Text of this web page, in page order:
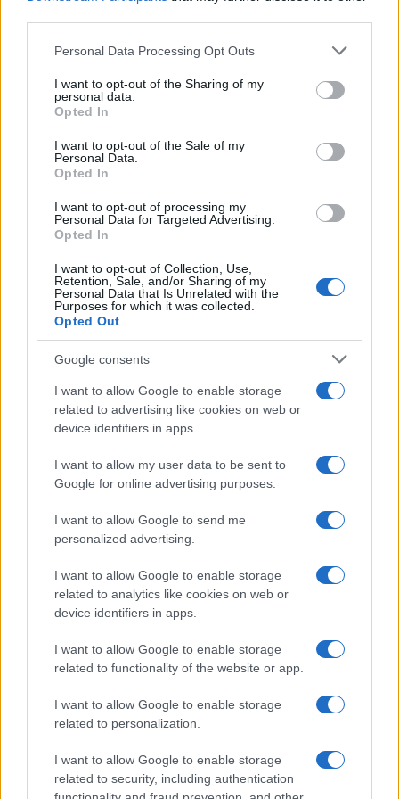
Please note that this website/app uses one or more Google
not limited to your visit or usage behaviour. You may click to
grant or deny consent to Google and its third-party tags to
use your data for below specified purposes in below Google
consent section.
Personal Data Processing Opt Outs
I want to opt-out of the Sharing of my
personal data.
Opted In
I want to opt-out of the Sale of my
Personal Data.
Opted In
I want to opt-out of processing my
Personal Data for Targeted Advertising.
Opted In
I want to opt-out of Collection, Use,
Retention, Sale, and/or Sharing of my
Personal Data that Is Unrelated with the
Purposes for which it was collected.
Opted Out
Google consents
I want to allow Google to enable storage
related to advertising like cookies on web or
device identifiers in apps.
I want to allow my user data to be sent to
Google for online advertising purposes.
I want to allow Google to send me
personalized advertising.
I want to allow Google to enable storage
related to analytics like cookies on web or
device identifiers in apps.
I want to allow Google to enable storage
related to functionality of the website or app.
I want to allow Google to enable storage
related to personalization.
I want to allow Google to enable storage
related to security, including authentication
Shadows of the Damned: nuevos
tráilers con uno de sus extraños
jefes finales
21 abril, 2020
Lollipop Chainsaw: una joven
animadora con motosierra
51
21 abril, 2020
Lollipop Chainsaw: lanzamiento en
occidente confirmado gracias a
Warner Bros
20 abril, 2020
Quienes somos
Señala una noticia
Síguenos en Facebook
Actualidad.es es la gran fuente de información social. Actualidad,
televisión, crónica, deportes, gente, política y todas las noticias sobre
su ciudad.
Para señalar a la redacción de cualquier error en el uso del material
confidencial, escríbanos astaff@actualidad.es